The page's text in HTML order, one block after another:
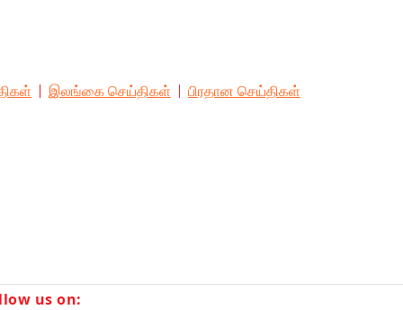
இலங்கை செய்திகள் பிரதான செய்திகள்
us on: